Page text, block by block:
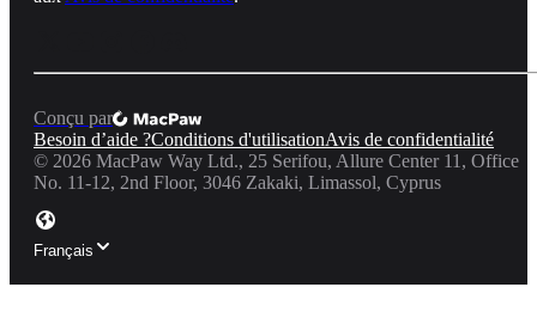
Conçu par
Besoin d’aide ?Conditions d'utilisationAvis de confidentialité
© 2026 MacPaw Way Ltd., 25 Serifou, Allure Center 11, Office
No. 11-12, 2nd Floor, 3046 Zakaki, Limassol, Cyprus
Français